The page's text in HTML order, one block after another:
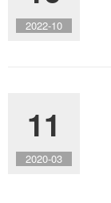
2022-10
11
2020-03